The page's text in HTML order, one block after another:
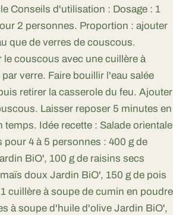
Conseils d'utilisation : Dosage : 1
2 personnes. Proportion : ajouter
que de verres de couscous.
le couscous avec une cuillère à
verre. Faire bouillir l'eau salée
retirer la casserole du feu. Ajouter
Laisser reposer 5 minutes en
temps. Idée recette : Salade orientale
4 à 5 personnes : 400 g de
BiO', 100 g de raisins secs
doux Jardin BiO', 150 g de pois
cuillère à soupe de cumin en poudre
à soupe d'huile d'olive Jardin BiO',